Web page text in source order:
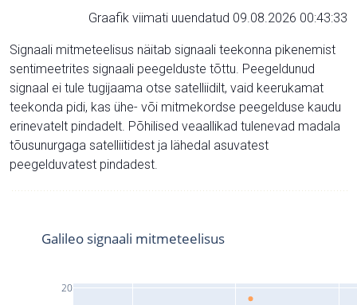
Graafik viimati uuendatud 09.08.2026 00:43:33
Signaali mitmeteelisus näitab signaali teekonna pikenemist
sentimeetrites signaali peegelduste tõttu. Peegeldunud
signaal ei tule tugijaama otse satelliidilt, vaid keerukamat
teekonda pidi, kas ühe- või mitmekordse peegelduse kaudu
erinevatelt pindadelt. Põhilised veaallikad tulenevad madala
tõusunurgaga satelliitidest ja lähedal asuvatest
peegelduvatest pindadest.
20
Galileo signaali mitmeteelisus